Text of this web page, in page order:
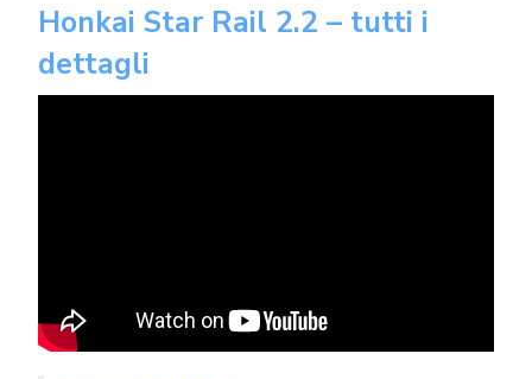
Honkai Star Rail 2.2 – tutti i
dettagli